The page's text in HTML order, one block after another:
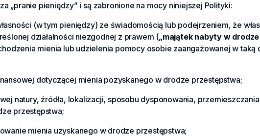
„pranie pieniędzy” i są zabronione na mocy niniejszej Polityki:
(w tym pieniędzy) ze świadomością lub podejrzeniem, że
działalności niezgodnej z prawem („majątek nabyty w
mienia lub udzielenia pomocy osobie zaangażowanej w taką
dotyczącej mienia pozyskanego w drodze przestępstwa;
natury, źródła, lokalizacji, sposobu dysponowania,
przestępstwa;
mienia uzyskanego w drodze przestępstwa;